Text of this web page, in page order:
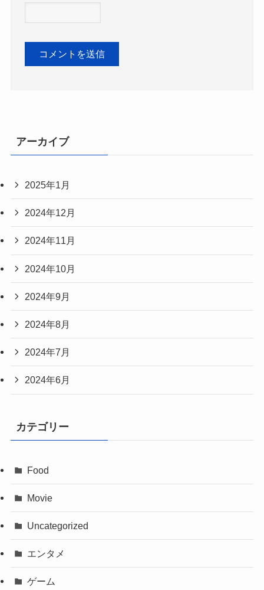
アーカイブ
2025年1月
2024年12月
2024年11月
2024年10月
2024年9月
2024年8月
2024年7月
2024年6月
カテゴリー
Food
Movie
Uncategorized
エンタメ
ゲーム